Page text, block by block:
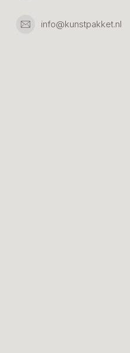
info@kunstpakket.nl